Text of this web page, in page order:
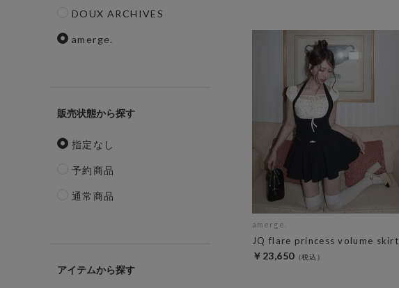
DOUX ARCHIVES
amerge.
販売状態
指定なし
予約商品
通常商品
アイテム
amerge.
JQ flare princess volume skirt
￥23,650